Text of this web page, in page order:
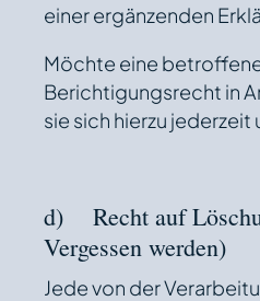
einer ergänzenden
Möchte eine
Berichtigungsrecht in
sie sich hierzu jederzeit
d) Recht auf
Vergessen werden)
Jede von der